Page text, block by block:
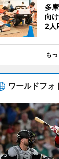
多
向
2人
も
ワールドフォ